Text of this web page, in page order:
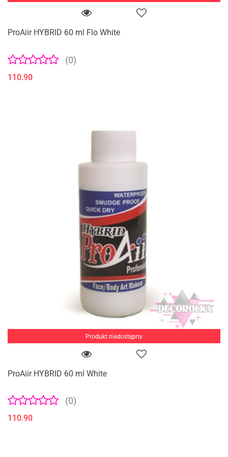
ProAiir HYBRID 60 ml Flo White
(0)
110.90
Produkt niedostępny
ProAiir HYBRID 60 ml White
(0)
110.90